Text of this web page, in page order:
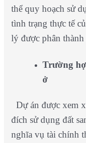
thể quy hoạch sử
tình trạng thực tế
lý được phân
Trường
ở
Dự án được xem
đích sử dụng đất
nghĩa vụ tài chính